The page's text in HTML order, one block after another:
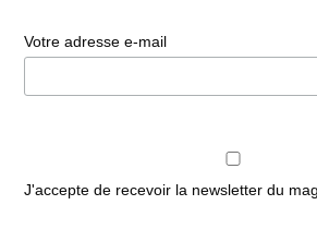
Votre adresse e-mail
J'accepte de recevoir la newsletter du